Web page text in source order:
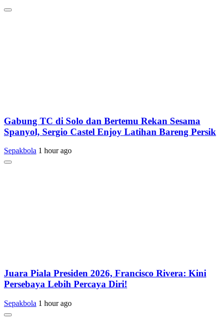
Gabung TC di Solo dan Bertemu Rekan Sesama
Spanyol, Sergio Castel Enjoy Latihan Bareng Persik
Sepakbola 1 hour ago
Juara Piala Presiden 2026, Francisco Rivera: Kini
Persebaya Lebih Percaya Diri!
Sepakbola 1 hour ago